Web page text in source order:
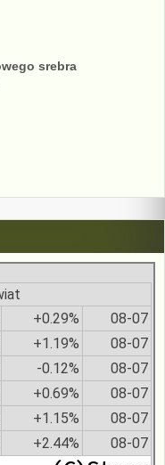
srebra
+0.29% 08-07
+1.19% 08-07
-0.12% 08-07
+0.69% 08-07
+1.15% 08-07
+2.44% 08-07